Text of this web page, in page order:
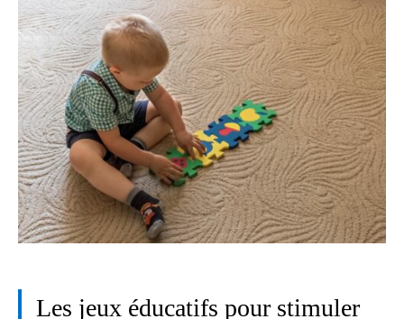
Les jeux éducatifs pour stimuler